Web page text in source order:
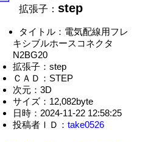
拡張子：step
タイトル：電気配線用フレ
キシブルホースコネクタ
N2BG20
拡張子：step
ＣＡＤ：STEP
次元：3D
サイズ：12,082byte
日時：2024-11-22 12:58:25
投稿者ＩＤ： take0526